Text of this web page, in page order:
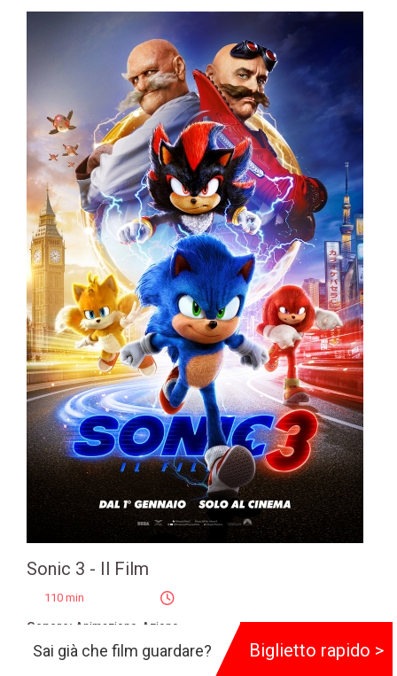
Sonic 3 - Il Film
110 min
Genere: Animazione Azione
Regia:https://www.comingsoon.it/personaggi/jeff-
Sai già che film guardare? Biglietto rapido >